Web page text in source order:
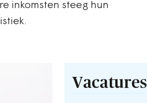
inkomsten steeg hun
Vacatures